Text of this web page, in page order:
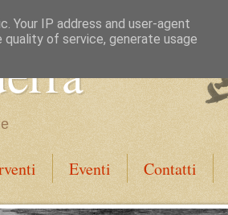
Eventi Contatti
Your IP address and user-agent
of service, generate usage